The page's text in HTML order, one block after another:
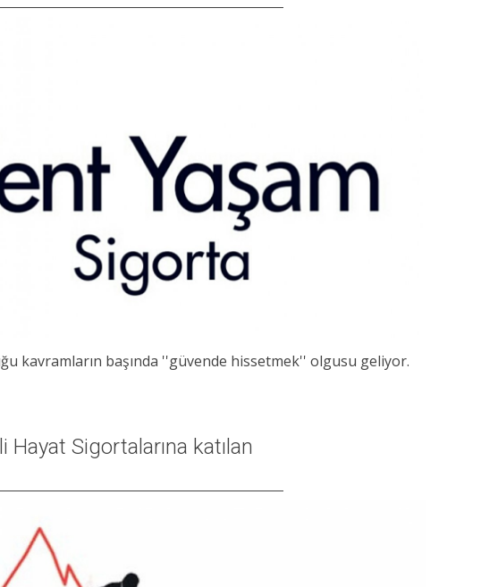
kavramların başında ''güvende hissetmek'' olgusu geliyor.
Sigortalarına katılan